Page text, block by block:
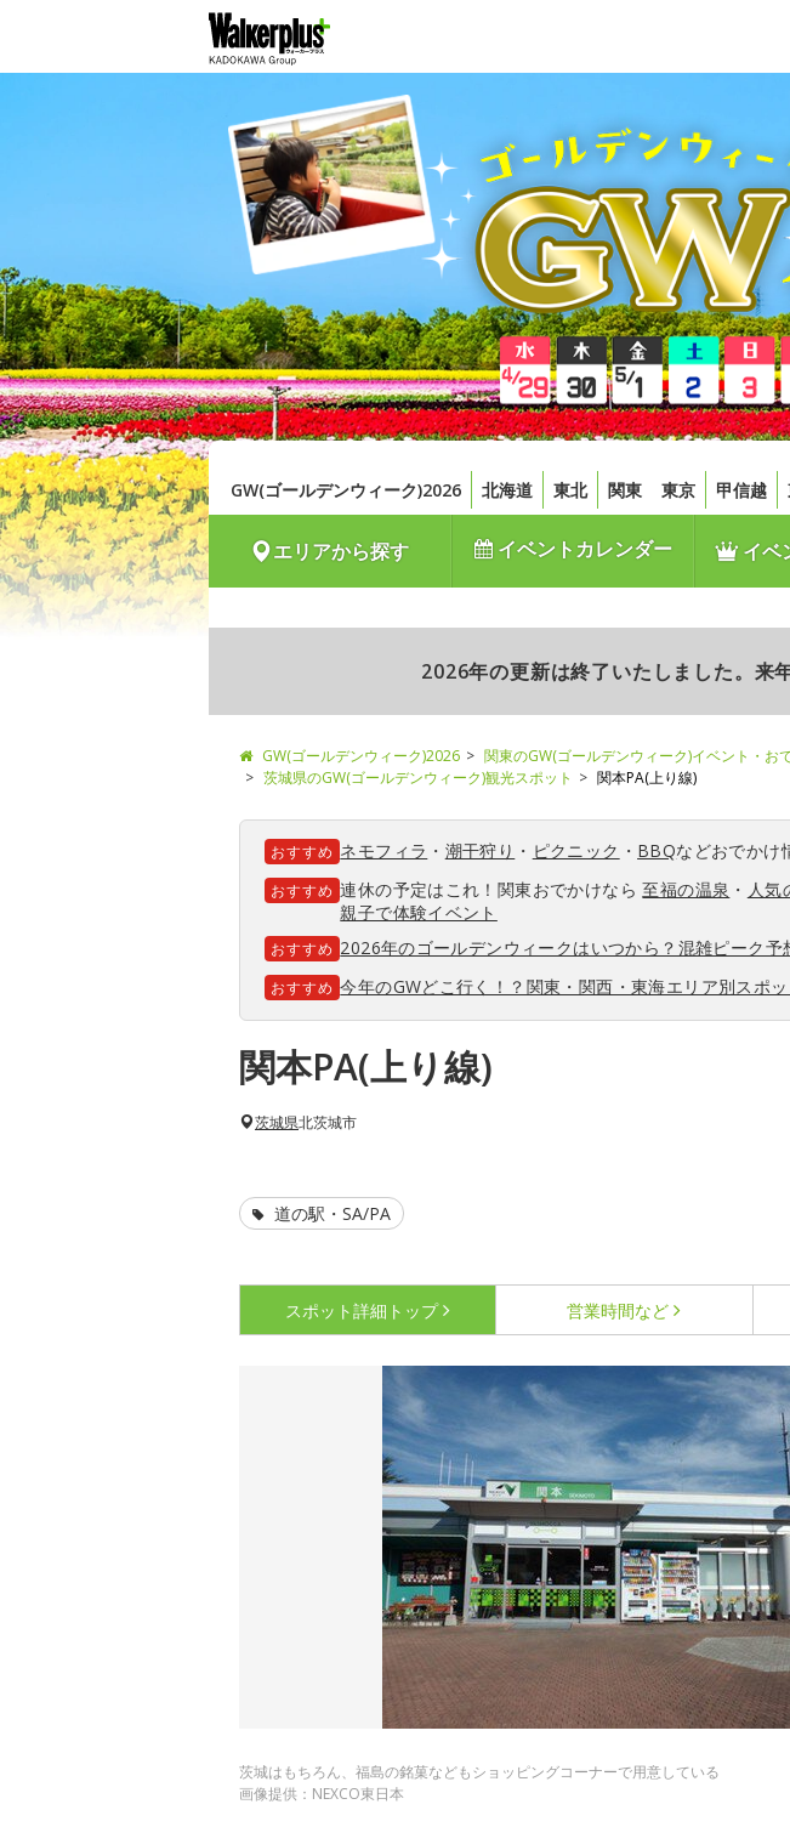
GW(ゴールデンウィーク)2026 北海道 東北 関東 東京 甲信越
エリアから探す イベントカレンダー イベ
2026年の更新は終了いたしました。来
GW(ゴールデンウィーク)2026 関東のGW(ゴールデンウィーク)イベント・お
茨城県のGW(ゴールデンウィーク)観光スポット
関本PA(上り線)
おすすめ ネモフィラ ・ 潮干狩り ・ ピクニック ・ BBQなどおでかけ
おすすめ 連休の予定はこれ！関東おでかけなら至福の温泉 ・ 人気
親子で体験イベント
おすすめ 2026年のゴールデンウィークはいつから？混雑ピーク予
おすすめ 今年のGWどこ行く！？関東・関西・東海エリア別スポ
関本PA(上り線)
茨城県北茨城市
道の駅・SA/PA
スポット詳細 トップ 営業時間など
茨城はもちろん、福島の銘菓などもショッピングコーナーで用意している
画像提供：NEXCO東日本